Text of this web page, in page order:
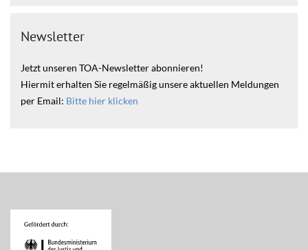
Newsletter
Jetzt unseren TOA-Newsletter abonnieren!
Hiermit erhalten Sie regelmäßig unsere aktuellen Meldungen
per Email: Bitte hier klicken